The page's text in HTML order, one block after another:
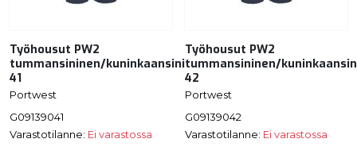
Työhousut PW2
tummansininen/kuninkaansininen
41
Portwest
G09139041
Varastotilanne: Ei varastossa
Työhousut PW2
tummansininen/
42
Portwest
G09139042
Varastotilanne: Ei varastossa